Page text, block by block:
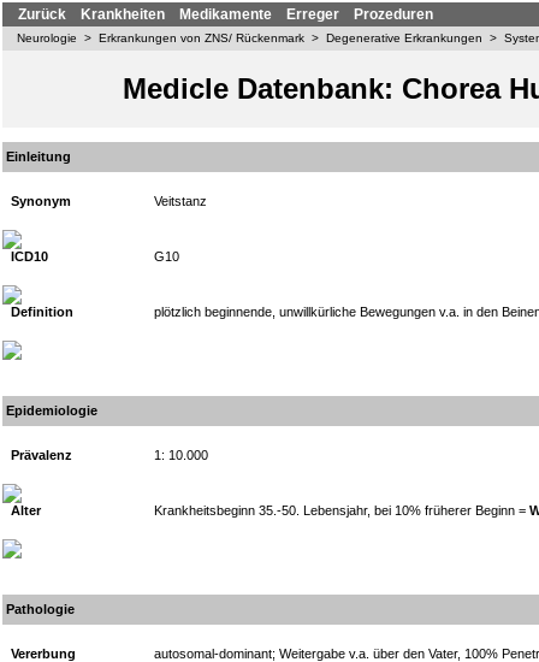
Zurück Krankheiten Medikamente Erreger Prozeduren
Neurologie > Erkrankungen von ZNS/ Rückenmark > Degenerative Erkrankungen >
Medicle Datenbank: Chorea
Einleitung
Synonym Veitstanz
ICD10 G10
Definition plötzlich beginnende, unwillkürliche Bewegungen v.a. in den
Epidemiologie
Prävalenz 1: 10.000
Alter Krankheitsbeginn 35.-50. Lebensjahr, bei 10% früherer Beginn =
Pathologie
Vererbung autosomal-dominant; Weitergabe v.a. über den Vater, 100%